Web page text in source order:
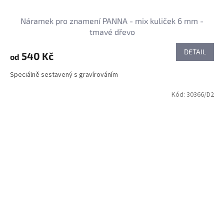
Náramek pro znamení PANNA - mix kuliček 6 mm -
tmavé dřevo
od 540 Kč DETAIL
Speciálně sestavený s gravírováním
Kód: 30366/D2